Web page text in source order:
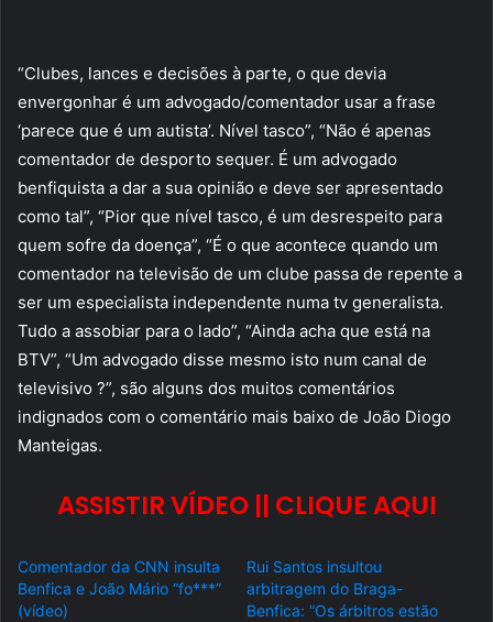
“Clubes, lances e decisões à parte, o que devia
envergonhar é um advogado/comentador usar a frase
‘parece que é um autista’. Nível tasco”, “Não é apenas
comentador de desporto sequer. É um advogado
benfiquista a dar a sua opinião e deve ser apresentado
como tal”, “Pior que nível tasco, é um desrespeito para
quem sofre da doença”, “É o que acontece quando um
comentador na televisão de um clube passa de repente a
ser um especialista independente numa tv generalista.
Tudo a assobiar para o lado”, “Ainda acha que está na
BTV”, “Um advogado disse mesmo isto num canal de
televisivo ?”, são alguns dos muitos comentários
indignados com o comentário mais baixo de João Diogo
Manteigas.
ASSISTIR VÍDEO || CLIQUE AQUI
Comentador da CNN insulta
Benfica e João Mário “fo***”
(vídeo)
Rui Santos insultou
arbitragem do Braga-
Benfica: “Os árbitros estão